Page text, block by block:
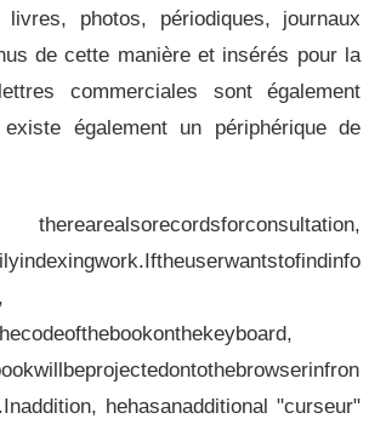
photos, périodiques, journaux
de cette manière et insérés pour la
commerciales sont également
également un périphérique de
hehasanadditional "curseur"